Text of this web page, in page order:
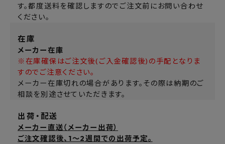
す。都度送料を確認しますのでご注文前にお問い合わせ
ください。
在庫
メーカー在庫
※在庫確保はご注文後(ご入金確認後)の手配となりま
すのでご注意ください。
メーカー在庫切れの場合があります。その際は納期のご
相談を別途させていただきます。
出荷・配送
メーカー直送（メーカー出荷）
ご注文確認後、1～2週間での出荷予定。